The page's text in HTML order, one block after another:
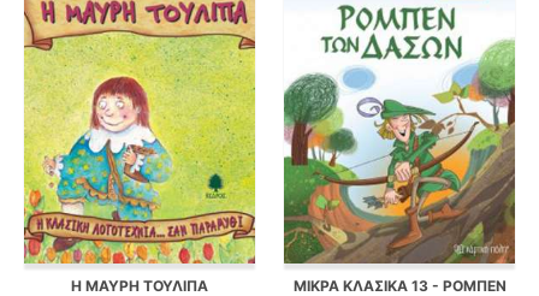
Η ΜΑΥΡΗ ΤΟΥΛΙΠΑ
ΜΙΚΡΑ ΚΛΑΣΙΚΑ 13 - ΡΟΜΠΕΝ